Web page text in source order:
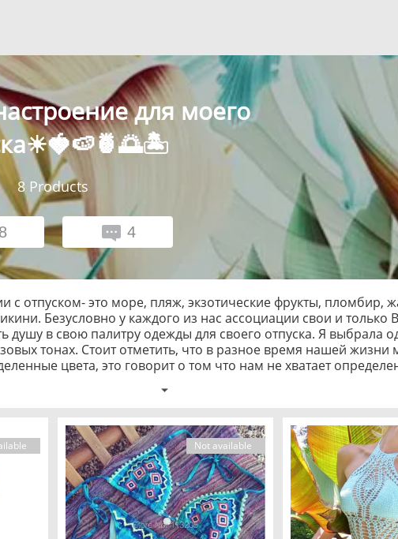
для моего
8Products
8 4
с отпуском- это море, пляж, экзотические фрукты, пломбир,
Безусловно у каждого из нас ассоциации свои и только
душу в свою палитру одежды для своего отпуска. Я выбрала
тонах. Стоит отметить, что в разное время нашей жизни
цвета, это говорит о том что нам не хватает
успокаивающим действием. Кому то наоборот хочется ярких
и красного. Понаблюдайте за собой какого цвета вещи Вас
Вы любите смотреть. Для отпуска я выбрала стиль Бохо,
от офисных платьев и носить непринуждённую одежду
стиль Бохо подразумевает, что вещи должны быть
материалов. А Вы какие цвета и стиль предпочли ?
Not available